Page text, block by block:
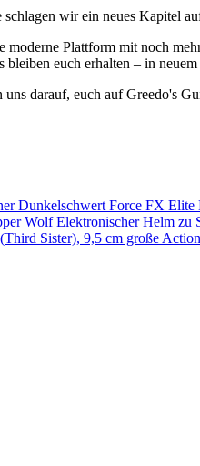
wir ein neues Kapitel
Plattform mit noch
bleiben euch erhalten – in
darauf, euch auf Greedo's